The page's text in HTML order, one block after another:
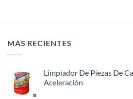
MAS RECIENTES
Limpiador De Piezas De
Aceleración